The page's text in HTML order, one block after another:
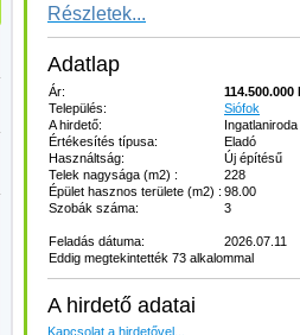
Részletek...
Adatlap
Ár:
114.500.000
Település:
Siófok
A hirdető:
Értékesítés típusa:
Eladó
Használtság:
Új építésű
Telek nagysága (m2) :
228
Épület hasznos területe (m2) : 98.00
Szobák száma:
3
Feladás dátuma:
2026.07.11
Eddig megtekintették 73 alkalommal
A hirdető adatai
Kapcsolat a hirdetővel...